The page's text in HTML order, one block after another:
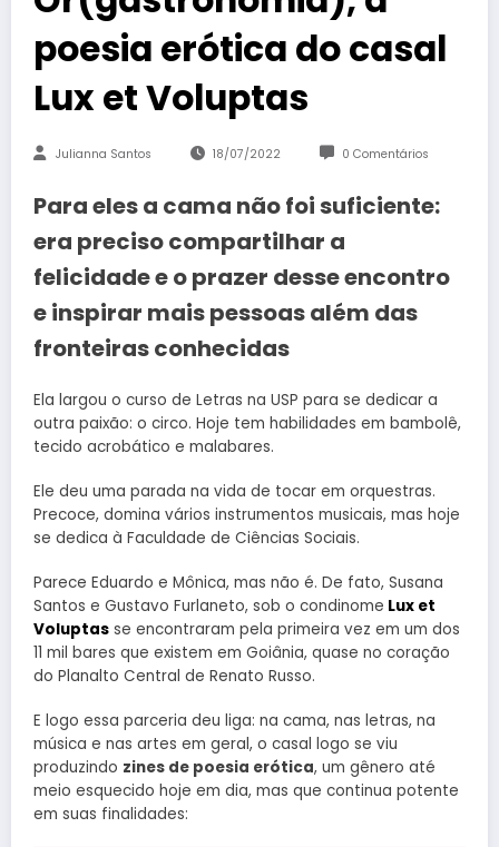
poesia erótica do casal
Lux et Voluptas
Julianna Santos 18/07/2022 0 Comentários
Para eles a cama não foi suficiente:
era preciso compartilhar a
felicidade e o prazer desse encontro
e inspirar mais pessoas além das
fronteiras conhecidas
Ela largou o curso de Letras na USP para se dedicar a
outra paixão: o circo. Hoje tem habilidades em bambolê,
tecido acrobático e malabares.
Ele deu uma parada na vida de tocar em orquestras.
Precoce, domina vários instrumentos musicais, mas hoje
se dedica à Faculdade de Ciências Sociais.
Parece Eduardo e Mônica, mas não é. De fato, Susana
Santos e Gustavo Furlaneto, sob o condinome Lux et
Voluptas se encontraram pela primeira vez em um dos
11 mil bares que existem em Goiânia, quase no coração
do Planalto Central de Renato Russo.
E logo essa parceria deu liga: na cama, nas letras, na
música e nas artes em geral, o casal logo se viu
produzindo zines de poesia erótica, um gênero até
meio esquecido hoje em dia, mas que continua potente
em suas finalidades: